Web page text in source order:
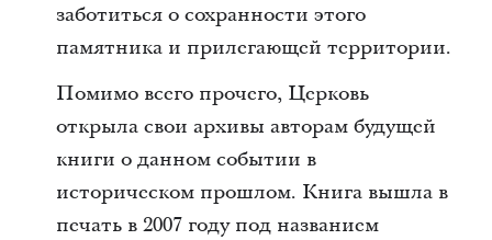
заботиться о сохранности этого
памятника и прилегающей территории.
Помимо всего прочего, Церковь
открыла свои архивы авторам будущей
книги о данном событии в
историческом прошлом. Книга вышла в
печать в 2007 году под названием